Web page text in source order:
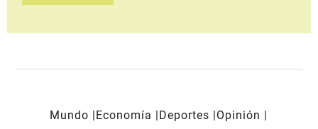
Mundo Economía Deportes
Opinión